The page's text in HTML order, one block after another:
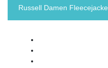
Russell Damen Fleecejacke